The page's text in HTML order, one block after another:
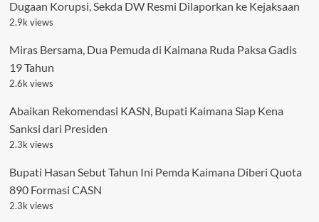
Dugaan Korupsi, Sekda DW Resmi Dilaporkan ke Kejaksaan
2.9k views
Miras Bersama, Dua Pemuda di Kaimana Ruda Paksa Gadis
19 Tahun
2.6k views
Abaikan Rekomendasi KASN, Bupati Kaimana Siap Kena
Sanksi dari Presiden
2.3k views
Bupati Hasan Sebut Tahun Ini Pemda Kaimana Diberi Quota
890 Formasi CASN
2.3k views